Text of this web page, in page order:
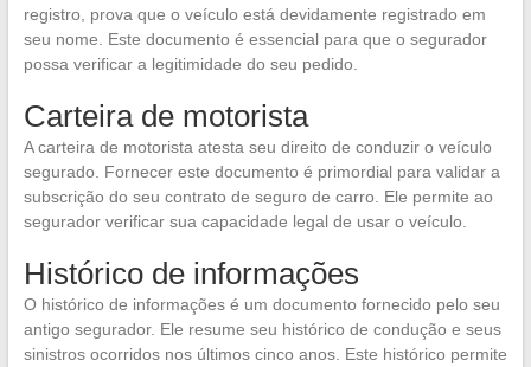
registro, prova que o veículo está devidamente registrado em
seu nome. Este documento é essencial para que o segurador
possa verificar a legitimidade do seu pedido.
Carteira de motorista
A carteira de motorista atesta seu direito de conduzir o veículo
segurado. Fornecer este documento é primordial para validar a
subscrição do seu contrato de seguro de carro. Ele permite ao
segurador verificar sua capacidade legal de usar o veículo.
Histórico de informações
O histórico de informações é um documento fornecido pelo seu
antigo segurador. Ele resume seu histórico de condução e seus
sinistros ocorridos nos últimos cinco anos. Este histórico permite